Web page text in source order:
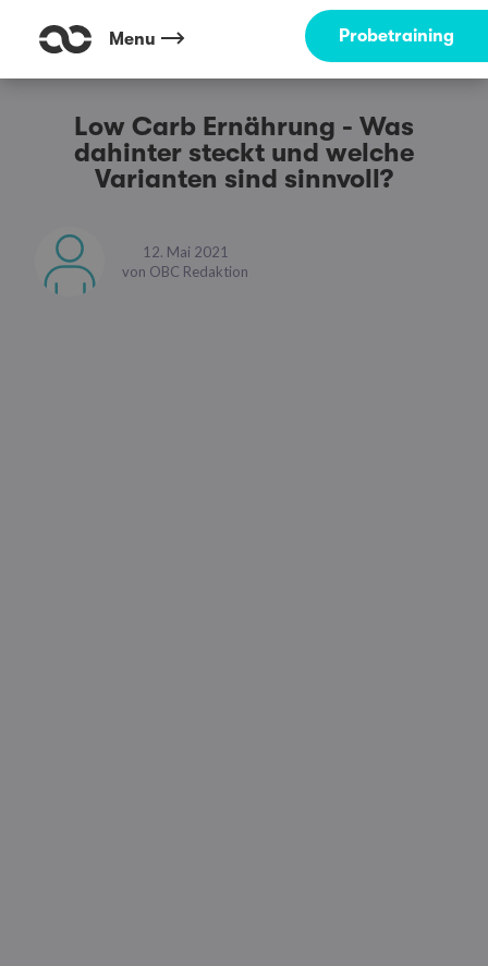
Menu Probetraining
Low Carb Ernährung - Was
dahinter steckt und welche
Varianten sind sinnvoll?
12. Mai 2021
von OBC Redaktion